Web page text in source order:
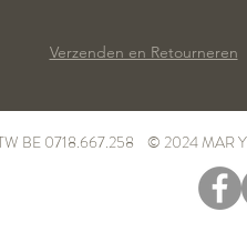
Verzenden en Retourneren
BE 0718.667.258 © 2024 MAR